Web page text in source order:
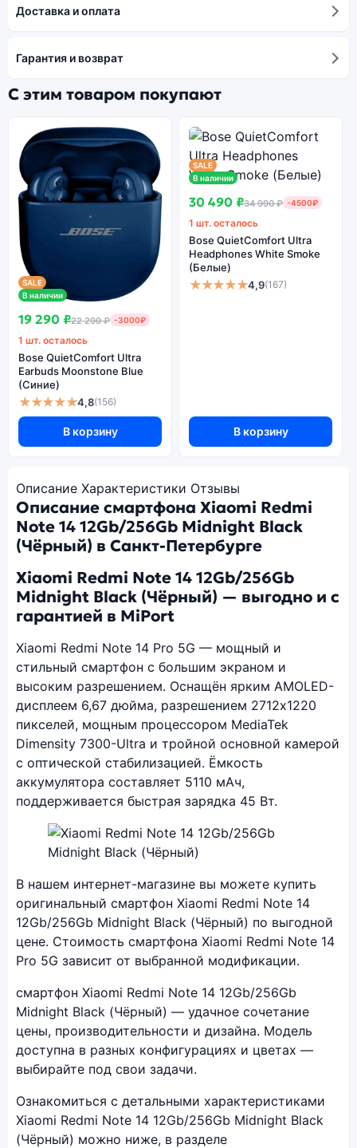
Доставка и оплата
Гарантия и возврат
С этим товаром покупают
SALE
В наличии
19 290 ₽22 290 ₽ -3000₽
1 шт. осталось
Bose QuietComfort Ultra
Earbuds Moonstone Blue
(Синие)
★★★★★4,8(156)
В корзину
SALE
В наличии
30 490 ₽34 990 ₽ -4500₽
1 шт. осталось
Bose QuietComfort Ultra
Headphones White Smoke
(Белые)
★★★★★4,9(167)
В корзину
Описание Характеристики Отзывы
Описание смартфона Xiaomi Redmi
Note 14 12Gb/256Gb Midnight Black
(Чёрный) в Санкт-Петербурге
Xiaomi Redmi Note 14 12Gb/256Gb
Midnight Black (Чёрный) — выгодно и с
гарантией в MiPort
Xiaomi Redmi Note 14 Pro 5G — мощный и
стильный смартфон с большим экраном и
высоким разрешением. Оснащён ярким AMOLED-
дисплеем 6,67 дюйма, разрешением 2712x1220
пикселей, мощным процессором MediaTek
Dimensity 7300-Ultra и тройной основной камерой
с оптической стабилизацией. Ёмкость
аккумулятора составляет 5110 мАч,
поддерживается быстрая зарядка 45 Вт.
В нашем интернет-магазине вы можете купить
оригинальный смартфон Xiaomi Redmi Note 14
12Gb/256Gb Midnight Black (Чёрный) по выгодной
цене. Стоимость смартфона Xiaomi Redmi Note 14
Pro 5G зависит от выбранной модификации.
смартфон Xiaomi Redmi Note 14 12Gb/256Gb
Midnight Black (Чёрный) — удачное сочетание
цены, производительности и дизайна. Модель
доступна в разных конфигурациях и цветах —
выбирайте под свои задачи.
Ознакомиться с детальными характеристиками
Xiaomi Redmi Note 14 12Gb/256Gb Midnight Black
(Чёрный) можно ниже, в разделе